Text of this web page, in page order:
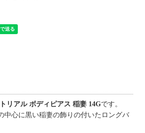
リアル ボディピアス 稲妻 14Gです。
中心に黒い稲妻の飾りの付いたロングバ